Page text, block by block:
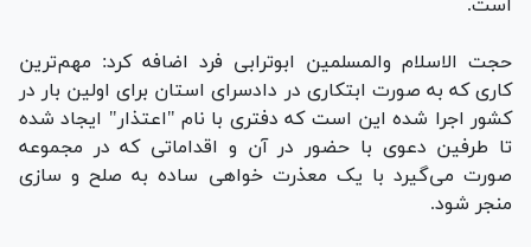
است.
حجت الاسلام والمسلمین ابوترابی فرد اضافه کرد: مهم‌ترین
کاری که به صورت ابتکاری در دادسرای استان برای اولین بار در
کشور اجرا شده این است که دفتری با نام "اعتذار" ایجاد شده
تا طرفین دعوی با حضور در آن و اقداماتی که در مجموعه
صورت می‌گیرد با یک معذرت خواهی ساده به صلح و سازی
منجر شود.